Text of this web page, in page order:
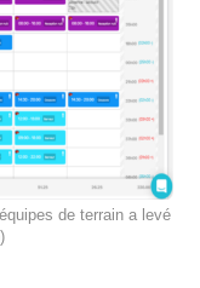
de terrain a levé